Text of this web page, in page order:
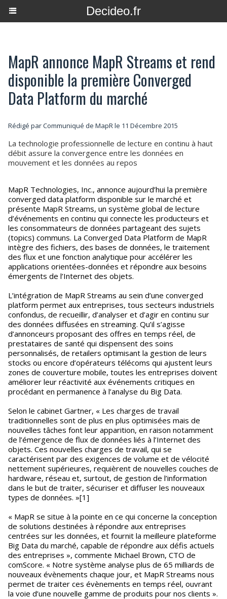
Decideo.fr
MapR annonce MapR Streams et rend
disponible la première Converged
Data Platform du marché
Rédigé par Communiqué de MapR le 11 Décembre 2015
La technologie professionnelle de lecture en continu à haut
débit assure la convergence entre les données en
mouvement et les données au repos
MapR Technologies, Inc., annonce aujourd’hui la première
converged data platform disponible sur le marché et
présente MapR Streams, un système global de lecture
d’événements en continu qui connecte les producteurs et
les consommateurs de données partageant des sujets
(topics) communs. La Converged Data Platform de MapR
intègre des fichiers, des bases de données, le traitement
des flux et une fonction analytique pour accélérer les
applications orientées-données et répondre aux besoins
émergents de l’Internet des objets.
L’intégration de MapR Streams au sein d’une converged
platform permet aux entreprises, tous secteurs industriels
confondus, de recueillir, d’analyser et d’agir en continu sur
des données diffusées en streaming. Qu’il s’agisse
d’annonceurs proposant des offres en temps réel, de
prestataires de santé qui dispensent des soins
personnalisés, de retailers optimisant la gestion de leurs
stocks ou encore d’opérateurs télécoms qui ajustent leurs
zones de couverture mobile, toutes les entreprises doivent
améliorer leur réactivité aux événements critiques en
procédant en permanence à l’analyse du Big Data.
Selon le cabinet Gartner, « Les charges de travail
traditionnelles sont de plus en plus optimisées mais de
nouvelles tâches font leur apparition, en raison notamment
de l’émergence de flux de données liés à l’Internet des
objets. Ces nouvelles charges de travail, qui se
caractérisent par des exigences de volume et de vélocité
nettement supérieures, requièrent de nouvelles couches de
hardware, réseau et, surtout, de gestion de l’information
dans le but de traiter, sécuriser et diffuser les nouveaux
types de données. »[1]
« MapR se situe à la pointe en ce qui concerne la conception
de solutions destinées à répondre aux entreprises
centrées sur les données, et fournit la meilleure plateforme
Big Data du marché, capable de répondre aux défis actuels
des entreprises », commente Michael Brown, CTO de
comScore. « Notre système analyse plus de 65 milliards de
nouveaux évènements chaque jour, et MapR Streams nous
permet de traiter ces évènements en temps réel, ouvrant
la voie d’une nouvelle gamme de produits pour nos clients ».